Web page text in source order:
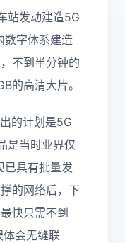
站发动建造5G
数字体系建造
不到半分钟的
的高清大片。
的计划是5G
是当时业界仅
已具有批量发
的网络后，下
快只需不到
会无缝联